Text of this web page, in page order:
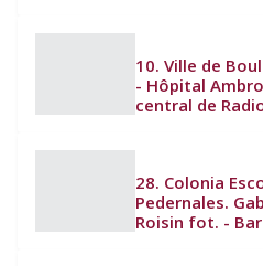
10. Ville de
- Hôpital
central de
28. Colonia
Pedernales.
Roisin fot. -